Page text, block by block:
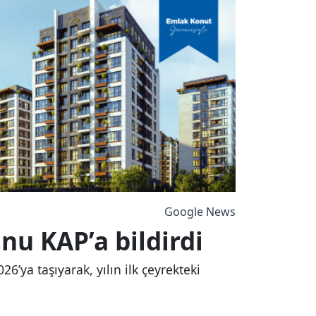
Google News
KAP’a bildirdi
taşıyarak, yılın ilk çeyrekteki